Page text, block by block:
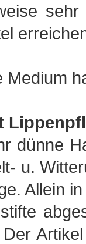
Medium
dünne
u.
Allein